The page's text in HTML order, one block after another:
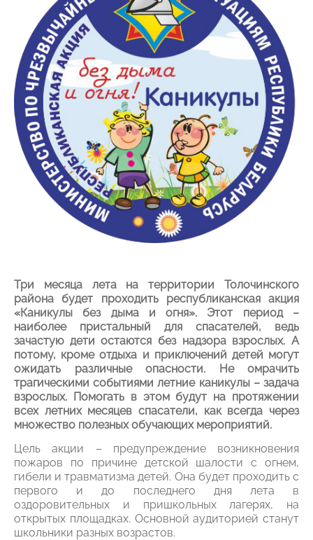
Три месяца лета на территории Толочинского
района будет проходить республиканская акция
«Каникулы без дыма и огня». Этот период –
наиболее пристальный для спасателей, ведь
зачастую дети остаются без надзора взрослых. А
потому, кроме отдыха и приключений детей могут
ожидать различные опасности. Не омрачить
трагическими событиями летние каникулы – задача
взрослых. Помогать в этом будут на протяжении
всех летних месяцев спасатели, как всегда через
множество полезных обучающих мероприятий.
Цель акции – предупреждение возникновения
пожаров по причине детской шалости с огнем,
гибели и травматизма детей. Она будет проходить с
первого и до последнего дня лета в
оздоровительных и пришкольных лагерях, на
открытых площадках. Основной аудиторией станут
школьники разных возрастов.